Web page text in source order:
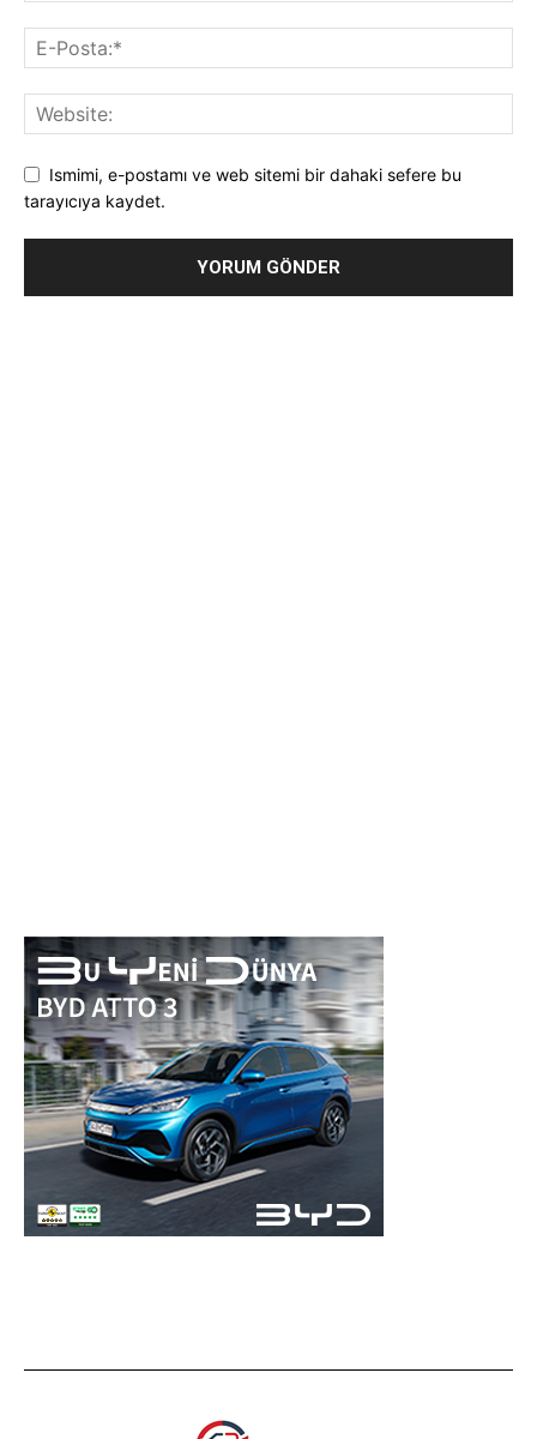
Ismimi, e-postamı ve web sitemi bir dahaki sefere bu
tarayıcıya kaydet.